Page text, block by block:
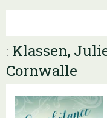
: Klassen,
Cornwalle